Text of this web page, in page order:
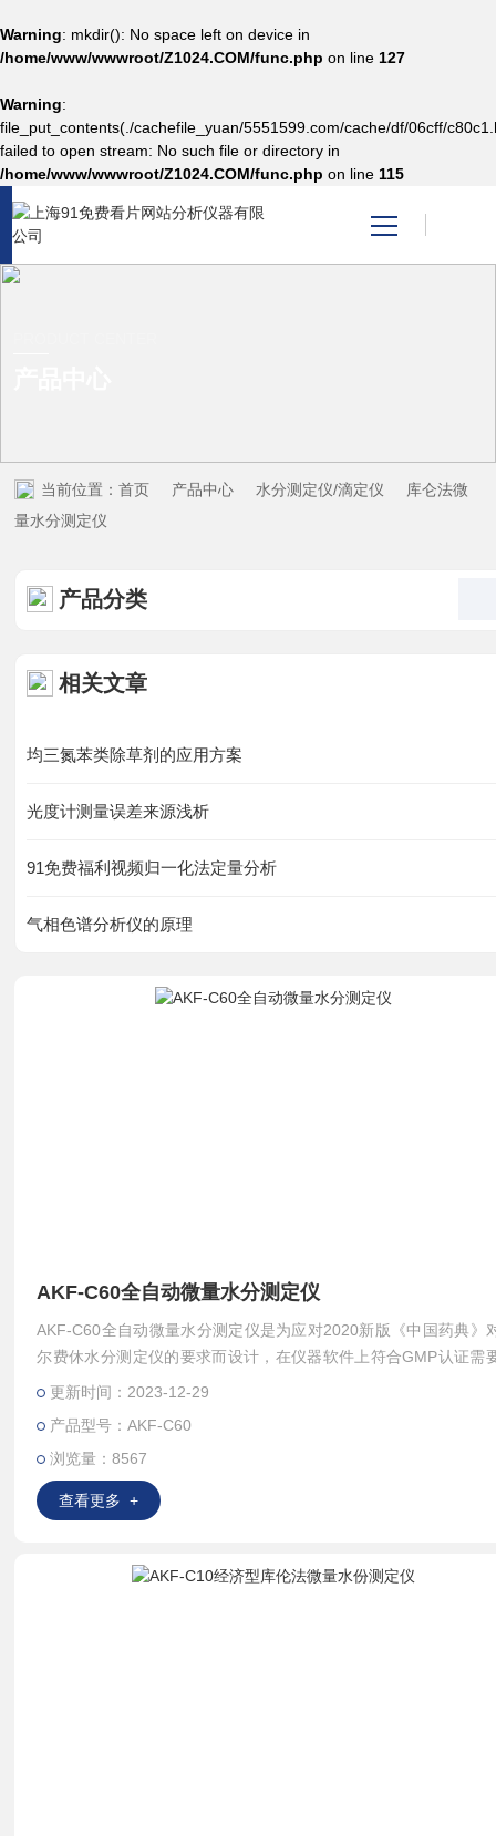
Warning: mkdir(): No space left on device in
/home/www/wwwroot/Z1024.COM/func.php on line 127
Warning:
file_put_contents(./cachefile_yuan/5551599.com/cache/df/06cff/
failed to open stream: No such file or directory in
/home/www/wwwroot/Z1024.COM/func.php on line 115
产品中心
当前位置：首页 产品中心 水分测定仪/滴定仪
库仑法微
量水分测定仪
产品分类
相关文章
均三氮苯类除草剂的应用方案
光度计测量误差来源浅析
91免费福利视频归一化法定量分析
气相色谱分析仪的原理
AKF-C60全自动微量水分测定仪
AKF-C60全自动微量水分测定仪是为应对2020新版《中国药典》
尔费休水分测定仪的要求而设计，在仪器软件上符合GMP认证需
件功能，适合制药、第三方检测、质量技术监督部门对库伦法卡尔
更新时间：2023-12-29
产品型号：AKF-C60
浏览量：8567
查看更多 +